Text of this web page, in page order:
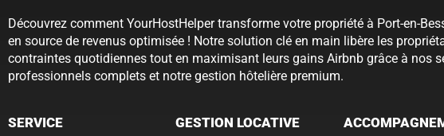
Découvrez comment YourHostHelper transforme votre propriété à Port-en-
en source de revenus optimisée ! Notre solution clé en main libère les
contraintes quotidiennes tout en maximisant leurs gains Airbnb grâce à nos
professionnels complets et notre gestion hôtelière premium.
SERVICE
GESTION LOCATIVE